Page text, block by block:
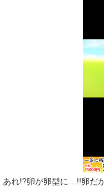
あれ!?卵が卵型に…!!卵だ